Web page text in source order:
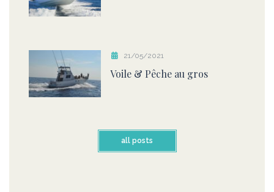
21/05/2021
Voile & Pêche au gros
all posts